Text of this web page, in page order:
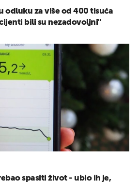
odluku za više od 400 tisuća
bili su nezadovoljni"
spasiti život - ubio ih je,